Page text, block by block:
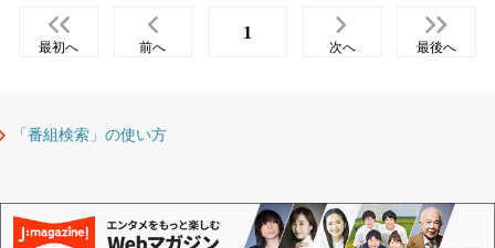
最初へ 前へ
1
次へ 最後へ
「番組検索」の使い方